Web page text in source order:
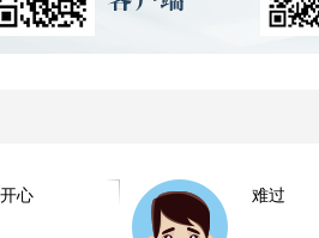
开心 难过